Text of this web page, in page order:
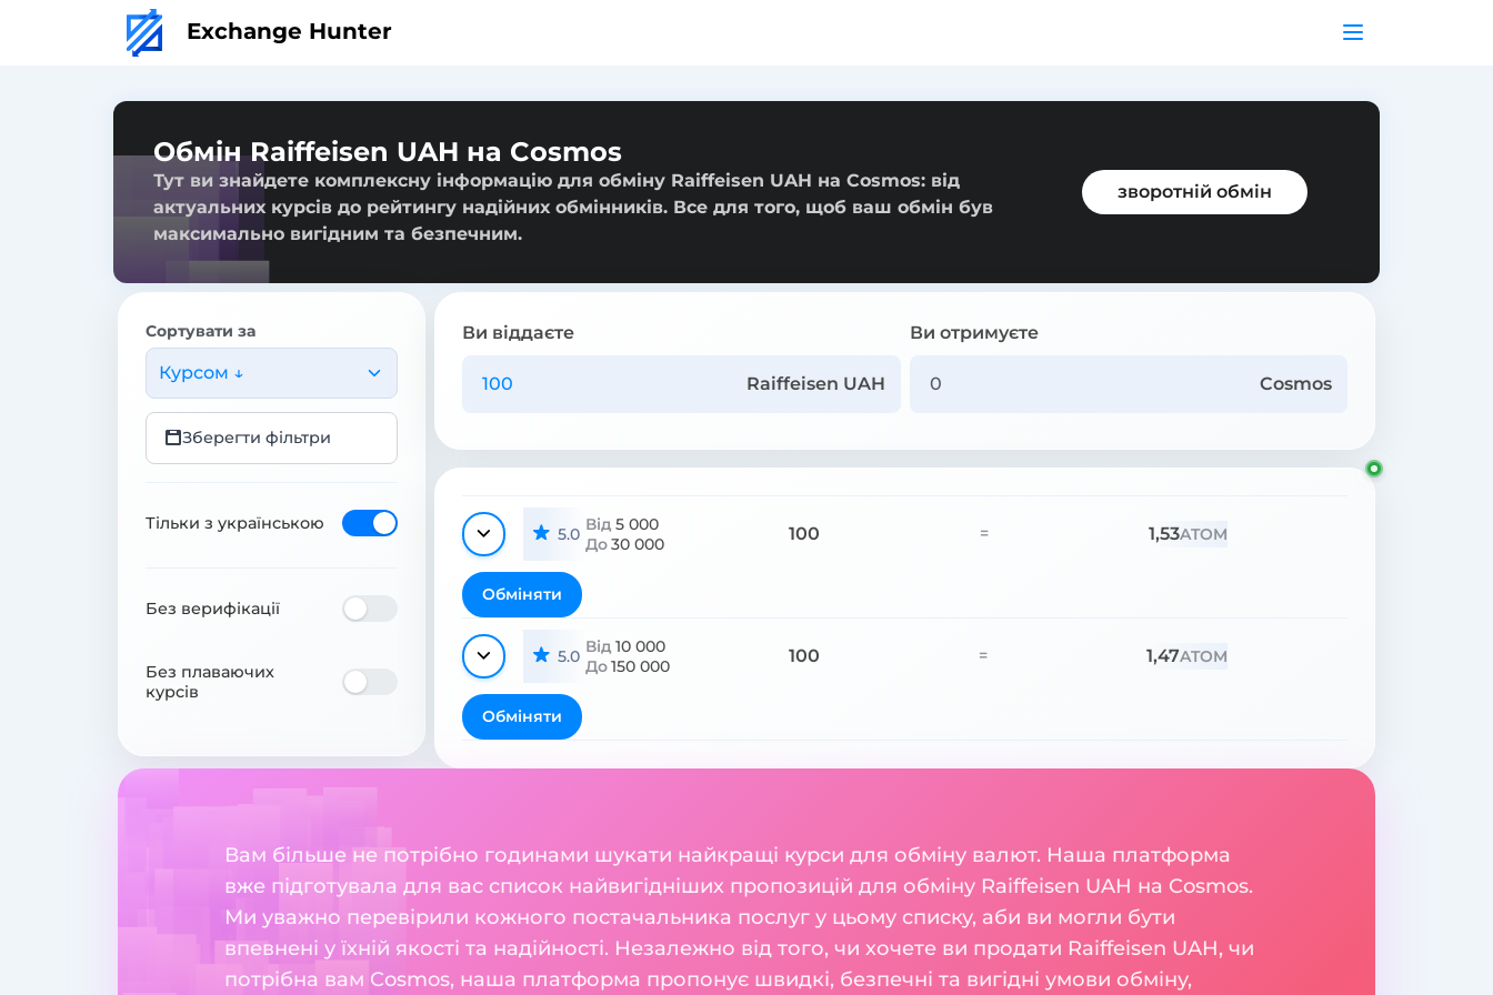
Exchange Hunter
Обмін Raiffeisen UAH на Cosmos
Тут ви знайдете комплексну інформацію для обміну Raiffeisen UAH на Cosmos: від
актуальних курсів до рейтингу надійних обмінників. Все для того, щоб ваш обмін був
максимально вигідним та безпечним.
зворотній обмін
Сортувати за
Курсом ↓
Зберегти фільтри
Тільки з українською
Без верифікації
Без плаваючих
курсів
Ви віддаєте
Raiffeisen UAH
Ви отримуєте
Cosmos
5.0 Від 5 000
До30 000 100 = 1,53ATOM
Обміняти
5.0 Від 10 000
До150 000 100 = 1,47ATOM
Обміняти
Вам більше не потрібно годинами шукати найкращі курси для обміну валют. Наша платформа
вже підготувала для вас список найвигідніших пропозицій для обміну Raiffeisen UAH на Cosmos.
Ми уважно перевірили кожного постачальника послуг у цьому списку, аби ви могли бути
впевнені у їхній якості та надійності. Незалежно від того, чи хочете ви продати Raiffeisen UAH, чи
потрібна вам Cosmos, наша платформа пропонує швидкі, безпечні та вигідні умови обміну,